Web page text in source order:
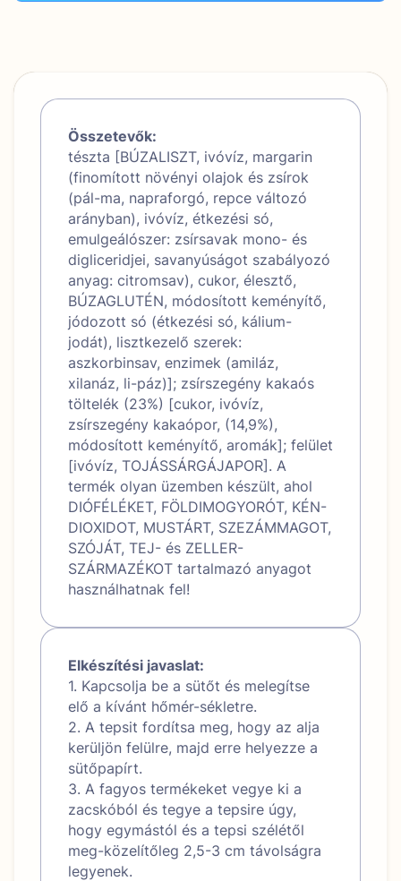
Összetevők:
tészta [BÚZALISZT, ivóvíz, margarin
(finomított növényi olajok és zsírok
(pál-ma, napraforgó, repce változó
arányban), ivóvíz, étkezési só,
emulgeálószer: zsírsavak mono- és
digliceridjei, savanyúságot szabályozó
anyag: citromsav), cukor, élesztő,
BÚZAGLUTÉN, módosított keményítő,
jódozott só (étkezési só, kálium-
jodát), lisztkezelő szerek:
aszkorbinsav, enzimek (amiláz,
xilanáz, li-páz)]; zsírszegény kakaós
töltelék (23%) [cukor, ivóvíz,
zsírszegény kakaópor, (14,9%),
módosított keményítő, aromák]; felület
[ivóvíz, TOJÁSSÁRGÁJAPOR]. A
termék olyan üzemben készült, ahol
DIÓFÉLÉKET, FÖLDIMOGYORÓT, KÉN-
DIOXIDOT, MUSTÁRT, SZEZÁMMAGOT,
SZÓJÁT, TEJ- és ZELLER-
SZÁRMAZÉKOT tartalmazó anyagot
használhatnak fel!
Elkészítési javaslat:
1. Kapcsolja be a sütőt és melegítse
elő a kívánt hőmér-sékletre.
2. A tepsit fordítsa meg, hogy az alja
kerüljön felülre, majd erre helyezze a
sütőpapírt.
3. A fagyos termékeket vegye ki a
zacskóból és tegye a tepsire úgy,
hogy egymástól és a tepsi szélétől
meg-közelítőleg 2,5-3 cm távolságra
legyenek.